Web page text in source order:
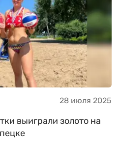
28 июля 2025
выиграли золото на